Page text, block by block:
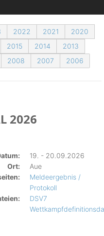
2022 2021
2020
2015 2014
2013
2008 2007 2006
2026
19. - 20.09.2026
Ort:
Aue
Meldeergebnis /
Protokoll
DSV7